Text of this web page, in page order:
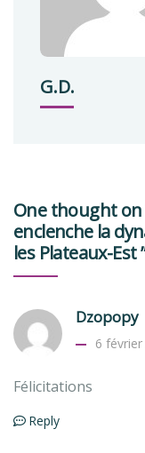
G.D.
One thought on
enclenche la
les Plateaux-Est
Dzopopy
6
Félicitations
Reply